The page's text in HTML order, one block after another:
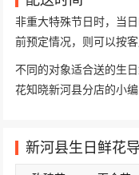
非重大特殊节日时，当
前预定情况，则可以按客
不同的对象适合送的生
花知晓新河县分店的小
新河县生日鲜花